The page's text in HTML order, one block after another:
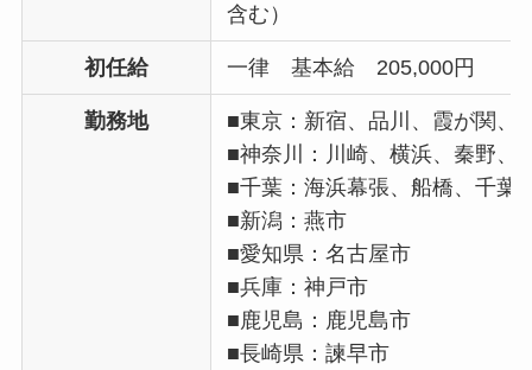
含む）
初任給 一律 基本給 205,000円
勤務地
■東京：新宿、品川、霞が関、
■神奈川：川崎、横浜、秦野、
■千葉：海浜幕張、船橋、千葉
■新潟：燕市
■愛知県：名古屋市
■兵庫：神戸市
■鹿児島：鹿児島市
■長崎県：諫早市